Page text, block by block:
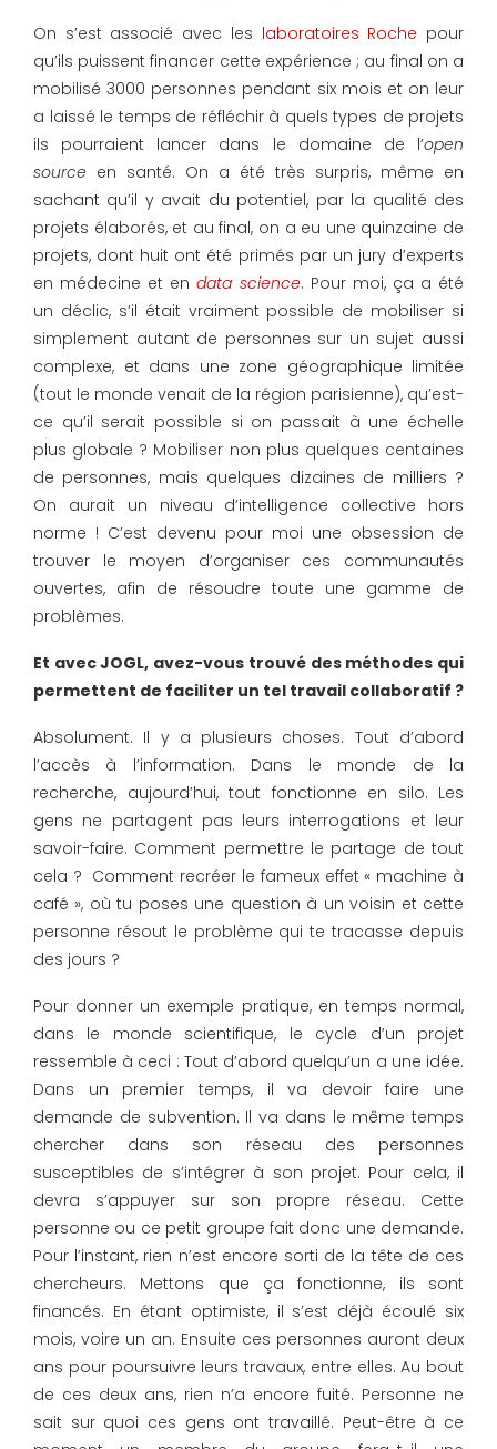
On s’est associé avec les laboratoires Roche pour
qu’ils puissent financer cette expérience ; au final on a
mobilisé 3000 personnes pendant six mois et on leur
a laissé le temps de réfléchir à quels types de projets
ils pourraient lancer dans le domaine de l’open
source en santé. On a été très surpris, même en
sachant qu’il y avait du potentiel, par la qualité des
projets élaborés, et au final, on a eu une quinzaine de
projets, dont huit ont été primés par un jury d’experts
en médecine et endata science. Pour moi, ça a été
un déclic, s’il était vraiment possible de mobiliser si
simplement autant de personnes sur un sujet aussi
complexe, et dans une zone géographique limitée
(tout le monde venait de la région parisienne), qu’est-
ce qu’il serait possible si on passait à une échelle
plus globale ? Mobiliser non plus quelques centaines
de personnes, mais quelques dizaines de milliers ?
On aurait un niveau d’intelligence collective hors
norme ! C’est devenu pour moi une obsession de
trouver le moyen d’organiser ces communautés
ouvertes, afin de résoudre toute une gamme de
problèmes.
Et avec JOGL, avez-vous trouvé des méthodes qui
permettent de faciliter un tel travail collaboratif ?
Absolument. Il y a plusieurs choses. Tout d’abord
l’accès à l’information. Dans le monde de la
recherche, aujourd’hui, tout fonctionne en silo. Les
gens ne partagent pas leurs interrogations et leur
savoir-faire. Comment permettre le partage de tout
cela ? Comment recréer le fameux effet « machine à
café », où tu poses une question à un voisin et cette
personne résout le problème qui te tracasse depuis
des jours ?
Pour donner un exemple pratique, en temps normal,
dans le monde scientifique, le cycle d’un projet
ressemble à ceci : Tout d’abord quelqu’un a une idée.
Dans un premier temps, il va devoir faire une
demande de subvention. Il va dans le même temps
chercher dans son réseau des personnes
susceptibles de s’intégrer à son projet. Pour cela, il
devra s’appuyer sur son propre réseau. Cette
personne ou ce petit groupe fait donc une demande.
Pour l’instant, rien n’est encore sorti de la tête de ces
chercheurs. Mettons que ça fonctionne, ils sont
financés. En étant optimiste, il s’est déjà écoulé six
mois, voire un an. Ensuite ces personnes auront deux
ans pour poursuivre leurs travaux, entre elles. Au bout
de ces deux ans, rien n’a encore fuité. Personne ne
sait sur quoi ces gens ont travaillé. Peut-être à ce